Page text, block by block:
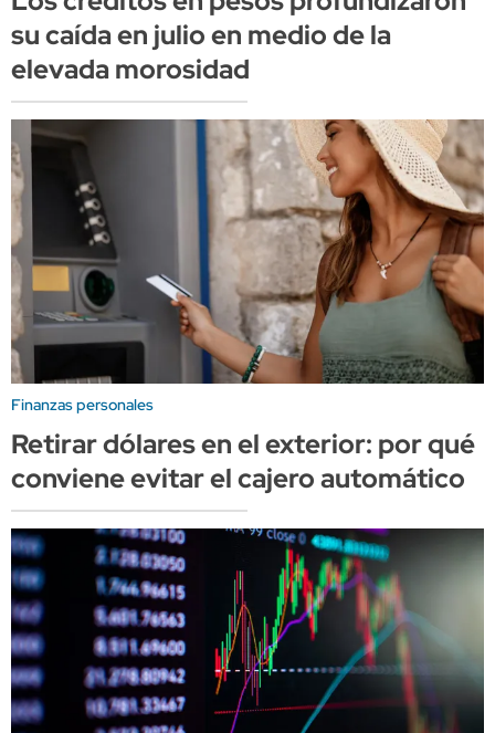
su caída en julio en medio de la
elevada morosidad
Finanzas personales
Retirar dólares en el exterior: por qué
conviene evitar el cajero automático